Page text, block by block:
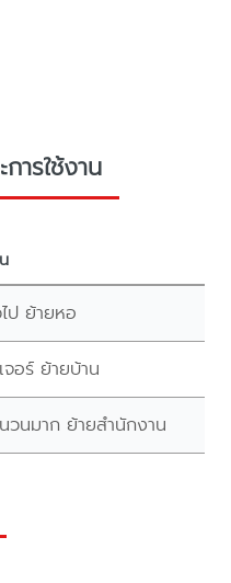
ารใช้งาน
ป ย้ายหอ
จอร์ ย้ายบ้าน
วนมาก ย้ายสำนักงาน